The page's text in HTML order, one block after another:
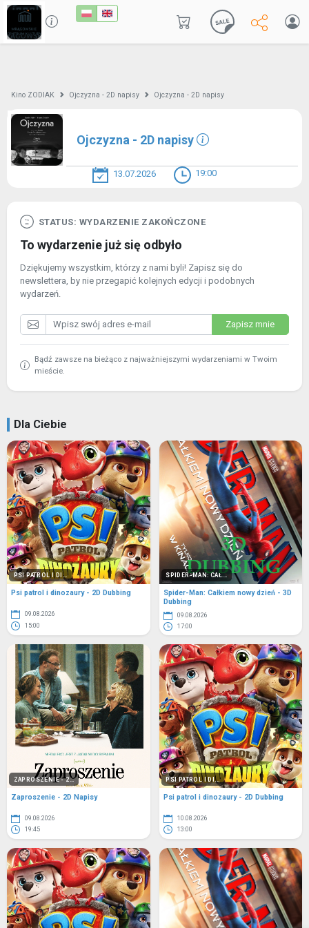
Kino ZODIAK Ojczyzna - 2D napisy Ojczyzna - 2D napisy
Ojczyzna - 2D napisy
13.07.2026 19:00
STATUS: WYDARZENIE ZAKOŃCZONE
To wydarzenie już się odbyło
Dziękujemy wszystkim, którzy z nami byli! Zapisz się do
newslettera, by nie przegapić kolejnych edycji i podobnych
wydarzeń.
Zapisz mnie
Bądź zawsze na bieżąco z najważniejszymi wydarzeniami w Twoim
mieście.
Dla Ciebie
PSI PATROL I DI...
Psi patrol i dinozaury - 2D Dubbing
09.08.2026
15:00
SPIDER-MAN: CAŁ...
Spider-Man: Całkiem nowy dzień - 3D
Dubbing
09.08.2026
17:00
ZAPROSZENIE - 2...
Zaproszenie - 2D Napisy
09.08.2026
19:45
PSI PATROL I DI...
Psi patrol i dinozaury - 2D Dubbing
10.08.2026
13:00